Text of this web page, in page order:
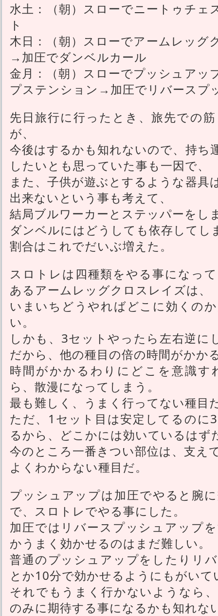
水土：（朝）スローでニートゥチェ
ト
木日：（朝）スローでアームレッグ
→加圧でダンベルカール
金月：（朝）スローでプッシュアッ
プステンション→加圧でリバースプ
先日旅行に行ったとき、旅先での
が、
今後はするかも知れないので、持ち
したいとも思っていた事も一因で、
また、子供が遊ぶとするような器具
出来ないという事も考えて、
結局ブルワーカーとステッパーをし
ダンベルにはどうしても依存してし
割合はこれでだいぶ増えた。
スロトレは四種類をやる事になっ
あるアームレッグクロスレイズは、
いまいちどうやればどこに効くの
い。
しかも、3セットやったら左右逆
だから、他の種目の倍の時間がかか
時間がかかるわりにどこを意識
ら、散漫になってしまう。
最も難しく、うまく行ってない種目
ただ、1セット目は安定してるのに
るから、どこかには効いているはず
今のところ一番きつい部位は、支え
よくわからない種目だ。
プッシュアップは加圧でやると腕
で、スロトレでやる事にした。
加圧ではリバースプッシュアップ
かうまく効かせるのはまだ難しい。
普通のプッシュアップをしたりリ
とか10分で効かせるようにもがいて
それでもうまく行かないようなら
のみに期待する事になるかも知れな